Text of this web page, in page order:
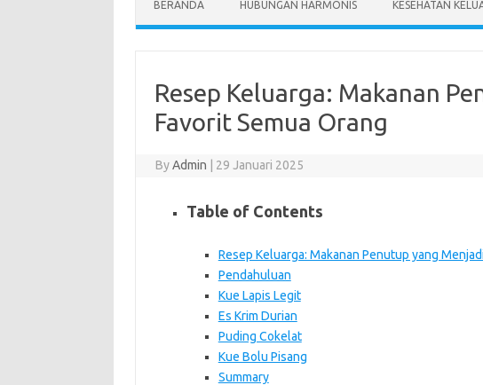
BERANDA HUBUNGAN HARMONIS KESEHATAN
Resep Keluarga: Makanan
Favorit Semua Orang
ByAdmin 29 Januari 2025
Table of Contents
Resep Keluarga: Makanan Penutup yang
Pendahuluan
Kue Lapis Legit
Es Krim Durian
Puding Cokelat
Kue Bolu Pisang
Summary